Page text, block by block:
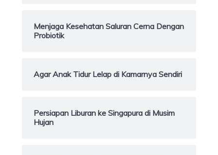
Menjaga Kesehatan Saluran Cerna Dengan
Probiotik
Agar Anak Tidur Lelap di Kamarnya Sendiri
Persiapan Liburan ke Singapura di Musim
Hujan